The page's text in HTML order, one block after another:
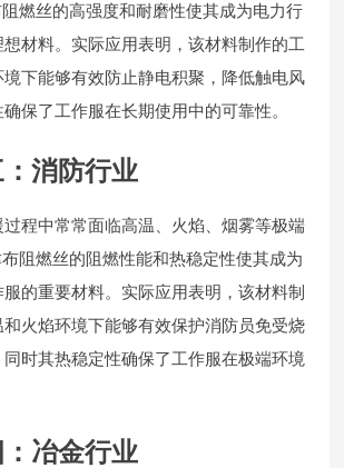
燃丝的高强度和耐磨性使其成为电力行
材料。实际应用表明，该材料制作的工
下能够有效防止静电积聚，降低触电风
保了工作服在长期使用中的可靠性。
消防行业
程中常常面临高温、火焰、烟雾等极端
阻燃丝的阻燃性能和热稳定性使其成为
的重要材料。实际应用表明，该材料制
火焰环境下能够有效保护消防员免受烧
时其热稳定性确保了工作服在极端环境
冶金行业